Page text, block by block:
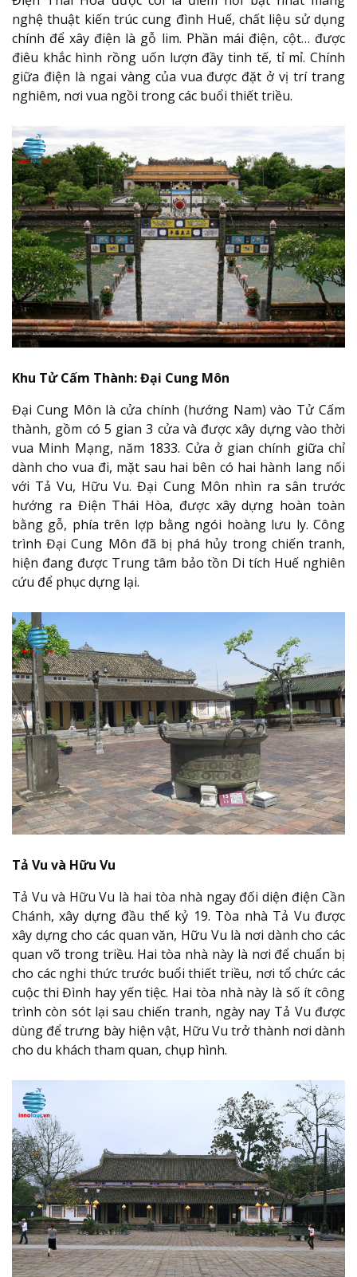
nghệ thuật kiến trúc cung đình Huế, chất liệu sử dụng
chính để xây điện là gỗ lim. Phần mái điện, cột… được
điêu khắc hình rồng uốn lượn đầy tinh tế, tỉ mỉ. Chính
giữa điện là ngai vàng của vua được đặt ở vị trí trang
nghiêm, nơi vua ngồi trong các buổi thiết triều.
Khu Tử Cấm Thành: Đại Cung Môn
Đại Cung Môn là cửa chính (hướng Nam) vào Tử Cấm
thành, gồm có 5 gian 3 cửa và được xây dựng vào thời
vua Minh Mạng, năm 1833. Cửa ở gian chính giữa chỉ
dành cho vua đi, mặt sau hai bên có hai hành lang nối
với Tả Vu, Hữu Vu. Đại Cung Môn nhìn ra sân trước
hướng ra Điện Thái Hòa, được xây dựng hoàn toàn
bằng gỗ, phía trên lợp bằng ngói hoàng lưu ly. Công
trình Đại Cung Môn đã bị phá hủy trong chiến tranh,
hiện đang được Trung tâm bảo tồn Di tích Huế nghiên
cứu để phục dựng lại.
Tả Vu và Hữu Vu
Tả Vu và Hữu Vu là hai tòa nhà ngay đối diện điện Cần
Chánh, xây dựng đầu thế kỷ 19. Tòa nhà Tả Vu được
xây dựng cho các quan văn, Hữu Vu là nơi dành cho các
quan võ trong triều. Hai tòa nhà này là nơi để chuẩn bị
cho các nghi thức trước buổi thiết triều, nơi tổ chức các
cuộc thi Đình hay yến tiệc. Hai tòa nhà này là số ít công
trình còn sót lại sau chiến tranh, ngày nay Tả Vu được
dùng để trưng bày hiện vật, Hữu Vu trở thành nơi dành
cho du khách tham quan, chụp hình.